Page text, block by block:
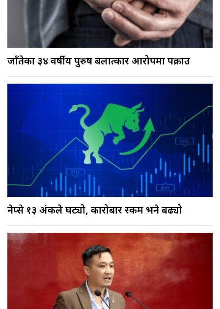
जाँतेका ३४ वर्षीय पुरुष बलात्कार आरोपमा पक्राउ
नेप्से १३ अंकले घट्यो, कारोबार रकम भने बढ्यो